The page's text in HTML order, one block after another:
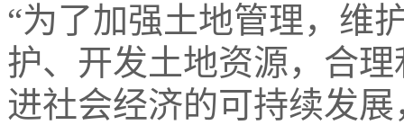
“为了加强土地管理，维
护、开发土地资源，合
进社会经济的可持续发